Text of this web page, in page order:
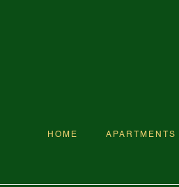
HOME APARTMENTS